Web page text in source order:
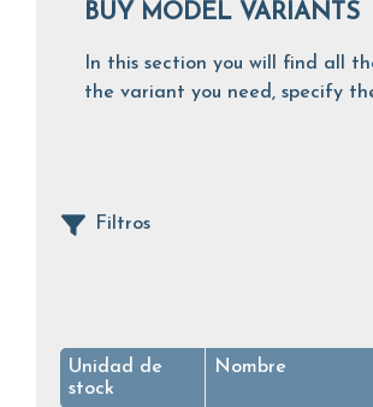
BUY MODEL VARIANTS
In this section you will find all
the variant you need, specify
Filtros
Unidad de
stock
Nombre